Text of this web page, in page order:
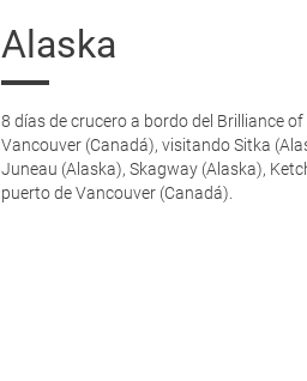
Alaska
8 días de crucero a bordo del Brilliance
Vancouver (Canadá), visitando Sitka
Juneau (Alaska), Skagway (Alaska),
puerto de Vancouver (Canadá).